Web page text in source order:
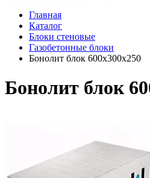
Главная
Каталог
Блоки стеновые
Газобетонные блоки
Бонолит блок 600x300x250
Бонолит блок